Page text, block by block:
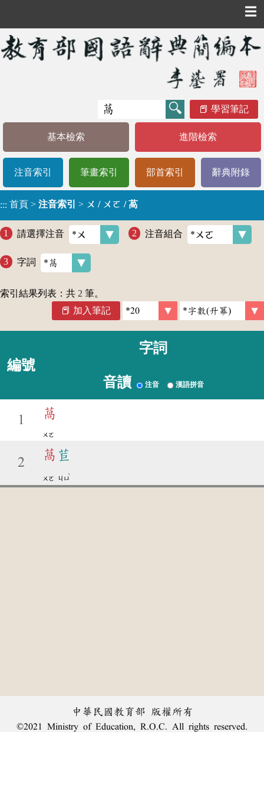
☰
學習筆記
基本檢索 進階檢索
注音索引 筆畫索引 部首索引 辭典附錄
::: 首頁 > 注音索引 > ㄨ / ㄨㄛ / 萵
請選擇注音 注音組合
字詞
索引結果列表：共 2 筆。
加入筆記
編號
字詞
音讀 注音 漢語拼音
1 萵
ㄨㄛ
2
萵 苣
ㄨㄛ ㄐㄩ
ˋ
中華民國教育部 版權所有
©2021 Ministry of Education, R.O.C. All rights reserved.